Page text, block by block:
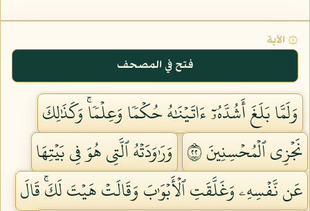
۞ الآية
فتح في المصحف
وَلَمَّا بَلَغَ أَشُدَّهُۥٓ ءَاتَيۡنَٰهُ حُكۡمٗا وَعِلۡمٗاۚ وَكَذَٰلِكَ
نَجۡزِي ٱلۡمُحۡسِنِينَ ٢٢
وَرَٰوَدَتۡهُ ٱلَّتِي هُوَ فِي بَيۡتِهَا
عَن نَّفۡسِهِۦ وَغَلَّقَتِ ٱلۡأَبۡوَٰبَ وَقَالَتۡ هَيۡتَ لَكَۚ قَالَ